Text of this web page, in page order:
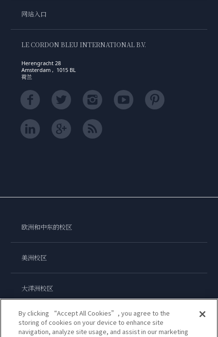
网站入口
LE CORDON BLEU INTERNATIONAL B.V.
Herengracht 28
Amsterdam , 1015 BL
荷兰
欧洲和中东的校区
美洲校区
大洋洲校区
亚洲校区
By clicking “Accept All Cookies”, you agree to the
storing of cookies on your device to enhance site
navigation, analyze site usage, and assist in our marketing